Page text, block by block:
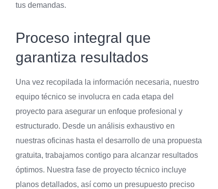
tus demandas.
Proceso integral que
garantiza resultados
Una vez recopilada la información necesaria, nuestro
equipo técnico se involucra en cada etapa del
proyecto para asegurar un enfoque profesional y
estructurado. Desde un análisis exhaustivo en
nuestras oficinas hasta el desarrollo de una propuesta
gratuita, trabajamos contigo para alcanzar resultados
óptimos. Nuestra fase de proyecto técnico incluye
planos detallados, así como un presupuesto preciso